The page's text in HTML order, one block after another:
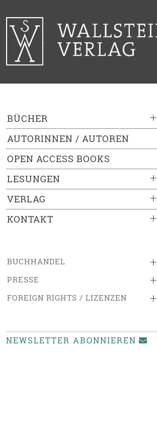
+
BÜCHER
AUTORINNEN / AUTOREN
OPEN ACCESS BOOKS
+
LESUNGEN
+
VERLAG
+
KONTAKT
+
BUCHHANDEL
+
PRESSE
+
FOREIGN RIGHTS / LIZENZEN
NEWSLETTER ABONNIEREN